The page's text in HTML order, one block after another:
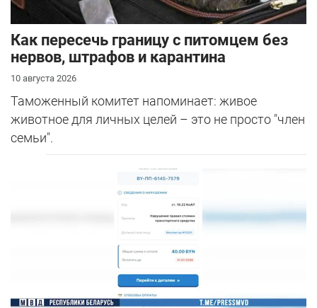
Как пересечь границу с питомцем без
нервов, штрафов и карантина
10 августа 2026
Таможенный комитет напоминает: живое
животное для личных целей – это не просто "член
семьи".